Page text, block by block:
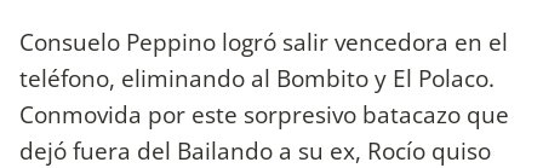
Consuelo Peppino logró salir vencedora en el
teléfono, eliminando al Bombito y El Polaco.
Conmovida por este sorpresivo batacazo que
dejó fuera del Bailando a su ex, Rocío quiso